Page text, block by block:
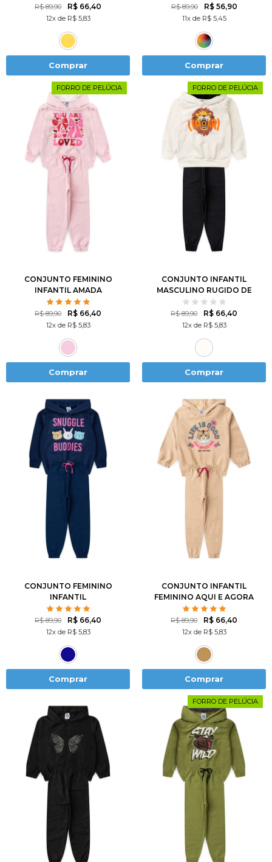
R$ 89,90 R$ 66,40
12x de R$ 5,83
Comprar
R$ 89,90 R$ 56,90
11x de R$ 5,45
Comprar
FORRO DE PELÚCIA
3
CONJUNTO FEMININO
INFANTIL AMADA
R$ 89,90 R$ 66,40
12x de R$ 5,83
Comprar
FORRO DE PELÚCIA
3 4
CONJUNTO INFANTIL
MASCULINO RUGIDO DE
LEÃO
R$ 89,90 R$ 66,40
12x de R$ 5,83
Comprar
3 4 6
10 12
CONJUNTO FEMININO
INFANTIL
COMPANHEIROS DE
ACONCHEGO
R$ 89,90 R$ 66,40
12x de R$ 5,83
Comprar
3
10
CONJUNTO INFANTIL
FEMININO AQUI E AGORA
R$ 89,90 R$ 66,40
12x de R$ 5,83
Comprar
3 4 6
FORRO DE PELÚCIA
3